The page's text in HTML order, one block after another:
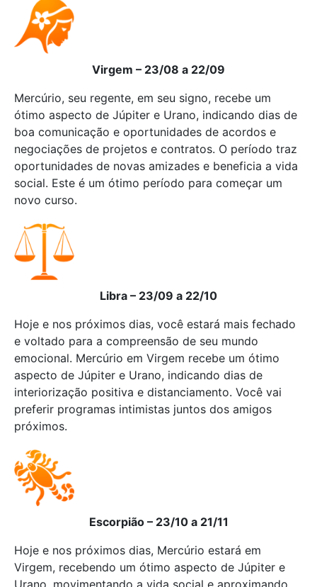
Virgem – 23/08 a 22/09
Mercúrio, seu regente, em seu signo, recebe um
ótimo aspecto de Júpiter e Urano, indicando dias de
boa comunicação e oportunidades de acordos e
negociações de projetos e contratos. O período traz
oportunidades de novas amizades e beneficia a vida
social. Este é um ótimo período para começar um
novo curso.
Libra – 23/09 a 22/10
Hoje e nos próximos dias, você estará mais fechado
e voltado para a compreensão de seu mundo
emocional. Mercúrio em Virgem recebe um ótimo
aspecto de Júpiter e Urano, indicando dias de
interiorização positiva e distanciamento. Você vai
preferir programas intimistas juntos dos amigos
próximos.
Escorpião – 23/10 a 21/11
Hoje e nos próximos dias, Mercúrio estará em
Virgem, recebendo um ótimo aspecto de Júpiter e
Urano, movimentando a vida social e aproximando